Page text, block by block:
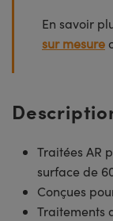
En savoir
sur mesure
Traitées AR
surface de
Conçues
Traitements